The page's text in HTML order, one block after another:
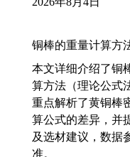
铜棒的重量计算方
本文详细介绍了铜
算方法（理论公式
重点解析了黄铜棒
算公式的差异，并
及选材建议，数据
准。